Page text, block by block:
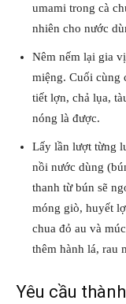
umami trong cà
nhiên cho nước
Nêm nếm lại gia
miệng. Cuối cùng
tiết lợn, chả lụa,
nóng là được.
Lấy lần lượt từng
nồi nước dùng
thanh từ bún sẽ
móng giò, huyết
chua đỏ au và
thêm hành lá, rau
Yêu cầu